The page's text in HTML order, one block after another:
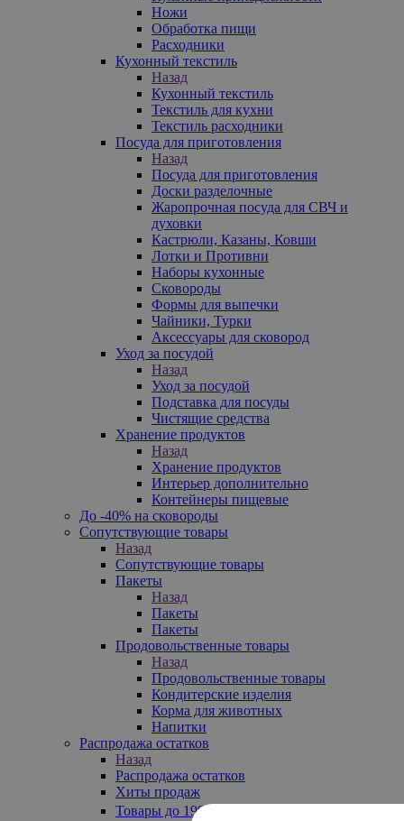
Ножи
Обработка пищи
Расходники
Кухонный текстиль
Назад
Кухонный текстиль
Текстиль для кухни
Текстиль расходники
Посуда для приготовления
Назад
Посуда для приготовления
Доски разделочные
Жаропрочная посуда для СВЧ и
духовки
Кастрюли, Казаны, Ковши
Лотки и Противни
Наборы кухонные
Сковороды
Формы для выпечки
Чайники, Турки
Аксессуары для сковород
Уход за посудой
Назад
Уход за посудой
Подставка для посуды
Чистящие средства
Хранение продуктов
Назад
Хранение продуктов
Интерьер дополнительно
Контейнеры пищевые
До -40% на сковороды
Сопутствующие товары
Назад
Сопутствующие товары
Пакеты
Назад
Пакеты
Пакеты
Продовольственные товары
Назад
Продовольственные товары
Кондитерские изделия
Корма для животных
Напитки
Распродажа остатков
Назад
Распродажа остатков
Хиты продаж
Товары до 199₽